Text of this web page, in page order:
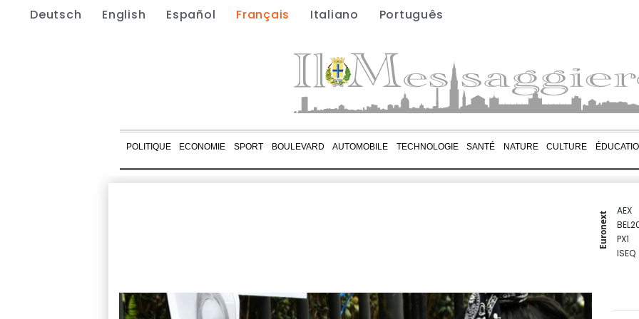
Deutsch English Español Français Italiano Português
POLITIQUE ECONOMIE SPORT BOULEVARD AUTOMOBILE TECHNOLOGIE SANTÉ NATURE CULTURE
Euronext
AEX
PX1
ISEQ